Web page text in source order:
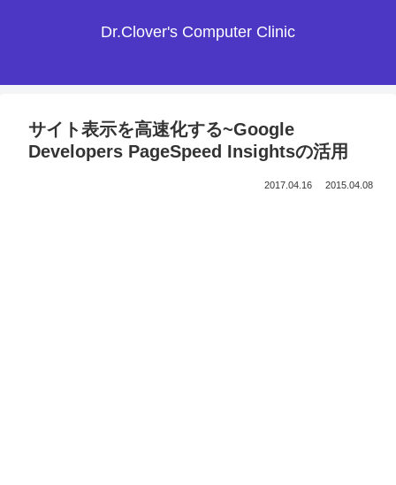
Dr.Clover's Computer Clinic
サイト表示を高速化する~Google
Developers PageSpeed Insightsの活用
2017.04.16 2015.04.08